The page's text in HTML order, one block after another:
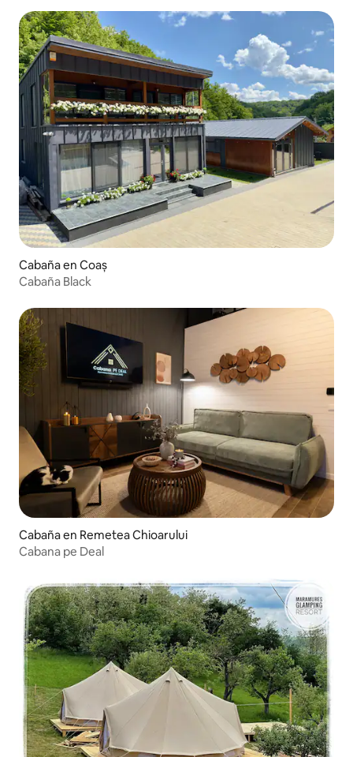
Cabaña en Coaș
Cabaña Black
Cabaña en Remetea Chioarului
Cabana pe Deal